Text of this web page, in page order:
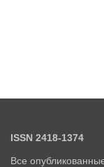
ISSN 2418-1374
Все